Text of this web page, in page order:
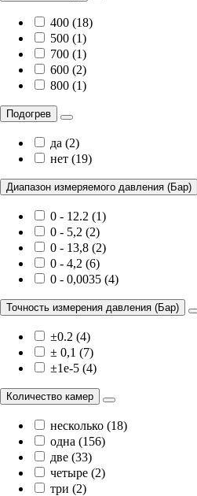
400 (18)
500 (1)
700 (1)
600 (2)
800 (1)
Подогрев
да (2)
нет (19)
Диапазон измеряемого давления (Бар)
0 - 12.2 (1)
0 - 5,2 (2)
0 - 13,8 (2)
0 - 4,2 (6)
0 - 0,0035 (4)
Точность измерения давления (Бар)
±0.2 (4)
± 0,1 (7)
±1e-5 (4)
Количество камер
несколько (18)
одна (156)
две (33)
четыре (2)
три (2)